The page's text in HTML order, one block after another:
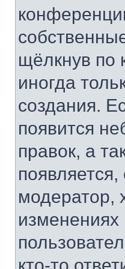
щёлкнув по
иногда
создания.
появится
правок, а
модератор,